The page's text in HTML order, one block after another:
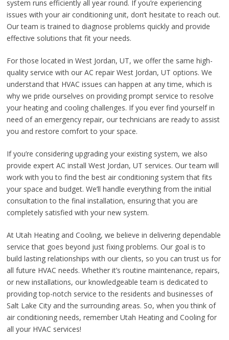
system runs efficiently all year round. If you’re experiencing
issues with your air conditioning unit, don’t hesitate to reach out.
Our team is trained to diagnose problems quickly and provide
effective solutions that fit your needs.
For those located in West Jordan, UT, we offer the same high-
quality service with our AC repair West Jordan, UT options. We
understand that HVAC issues can happen at any time, which is
why we pride ourselves on providing prompt service to resolve
your heating and cooling challenges. If you ever find yourself in
need of an emergency repair, our technicians are ready to assist
you and restore comfort to your space.
If you’re considering upgrading your existing system, we also
provide expert AC install West Jordan, UT services. Our team will
work with you to find the best air conditioning system that fits
your space and budget. We’ll handle everything from the initial
consultation to the final installation, ensuring that you are
completely satisfied with your new system.
At Utah Heating and Cooling, we believe in delivering dependable
service that goes beyond just fixing problems. Our goal is to
build lasting relationships with our clients, so you can trust us for
all future HVAC needs. Whether it’s routine maintenance, repairs,
or new installations, our knowledgeable team is dedicated to
providing top-notch service to the residents and businesses of
Salt Lake City and the surrounding areas. So, when you think of
air conditioning needs, remember Utah Heating and Cooling for
all your HVAC services!